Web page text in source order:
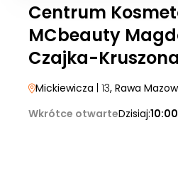
Centrum
MCbeauty
Czajka-Kruszona
Mickiewicza | 13, Rawa
Wkrótce otwarteDzisiaj: